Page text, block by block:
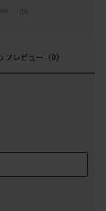
(0)
フレビュー （0）